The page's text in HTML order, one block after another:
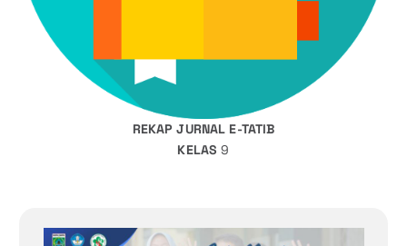
REKAP JURNAL E-TATIB
KELAS9